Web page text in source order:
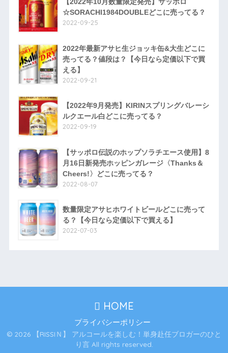
【2022年10月数量限定発売】サッポロ
☆SORACHI1984DOUBLEどこに売ってる？
2022-09-25
2022年最新アサヒ生ジョッキ缶&大生どこに
売ってる？値段は？【今日なら定価以下で買
える】
2022-09-21
【2022年9月発売】KIRINスプリングバレーシ
ルクエール白どこに売ってる？
2022-09-19
【サッポロ伝説のホップソラチエース使用】8
月16日新発売ホッピンガレージ〈Thanks＆
Cheers!〉どこに売ってる？
2022-08-07
数量限定アサヒホワイトビールどこに売って
る？【今日なら定価以下で買える】
2022-07-03
HOME
プライバシーポリシー
© 2026 【RISSIＮ】 アルコールを楽しむ！単身赴任ブロガーのひと
り言 All rights reserved.